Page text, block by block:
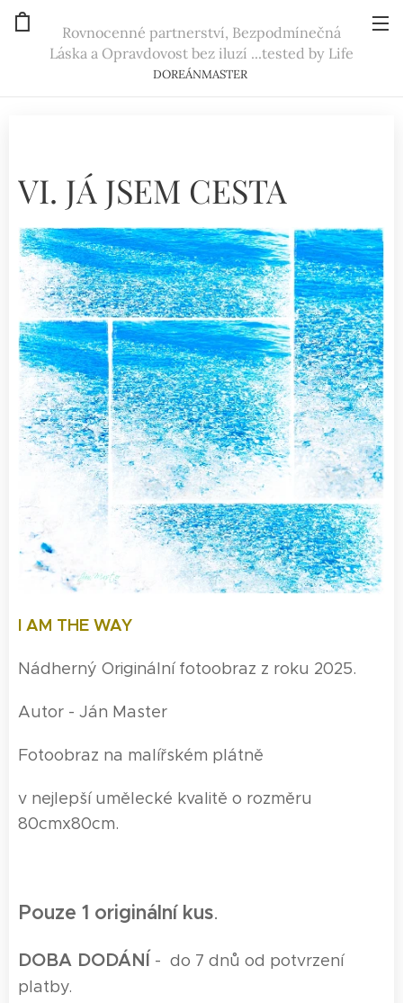
Rovnocenné partnerství, Bezpodmínečná
Láska a Opravdovost bez iluzí ...tested by Life
DOREÁNMASTER
VI. JÁ JSEM CESTA
I AM THE WAY
Nádherný Originální fotoobraz z roku 2025.
Autor - Ján Master
Fotoobraz na malířském plátně
v nejlepší umělecké kvalitě o rozměru
80cmx80cm.
Pouze 1 originální kus.
DOBA DODÁNÍ - do 7 dnů od potvrzení
platby.